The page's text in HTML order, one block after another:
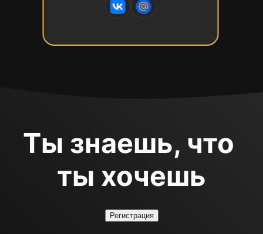
Ты знаешь, что
ты хочешь
Регистрация